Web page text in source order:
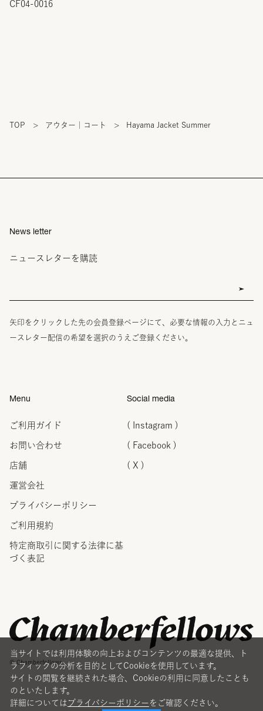
CF04-0016
TOP > アウター｜コート > Hayama Jacket Summer
News letter
ニュースレターを購読
矢印をクリックした先の会員登録ページにて、必要な情報の入力とニュ
ースレター配信の希望を選択のうえご登録ください。
Menu
ご利用ガイド
お問い合わせ
店舗
運営会社
プライバシーポリシー
ご利用規約
特定商取引に関する法律に 基
づく表記
Social media
( Instagram )
( Facebook )
( X )
© Chamberfellows
当サイトでは利用体験の向上およびコンテンツの最適な提供、ト
ラフィックの分析を目的としてCookieを使用しています。
サイトの閲覧を継続された場合、Cookieの利用に同意したことも
のといたします。
詳細については プライバシーポリシー をご確認ください。